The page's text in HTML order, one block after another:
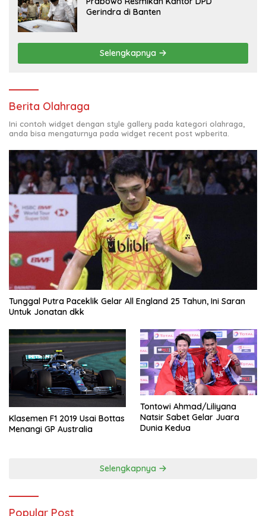
Gerindra di Banten
Selengkapnya
Berita Olahraga
Ini contoh widget dengan style gallery pada kategori olahraga,
anda bisa mengaturnya pada widget recent post wpberita.
Tunggal Putra Paceklik Gelar All England 25 Tahun, Ini Saran
Untuk Jonatan dkk
Klasemen F1 2019 Usai Bottas
Menangi GP Australia
Tontowi Ahmad/Liliyana
Natsir Sabet Gelar Juara
Dunia Kedua
Selengkapnya
Popular Post